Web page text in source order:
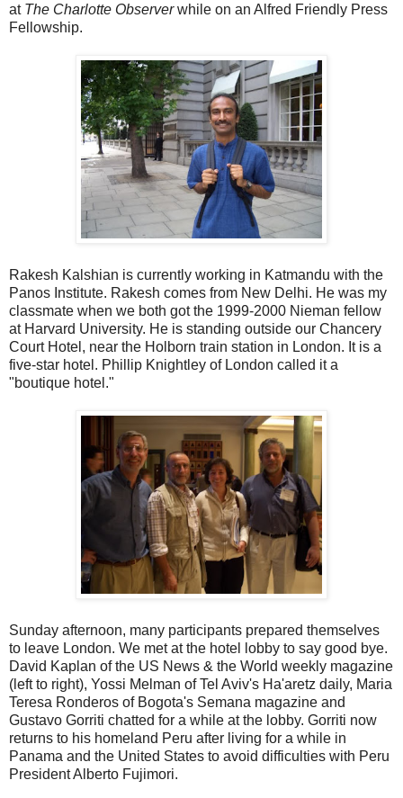
at The Charlotte Observerwhile on an Alfred Friendly Press
Fellowship.
Rakesh Kalshian is currently working in Katmandu with the
Panos Institute. Rakesh comes from New Delhi. He was my
classmate when we both got the 1999-2000 Nieman fellow
at Harvard University. He is standing outside our Chancery
Court Hotel, near the Holborn train station in London. It is a
five-star hotel. Phillip Knightley of London called it a
"boutique hotel."
Sunday afternoon, many participants prepared themselves
to leave London. We met at the hotel lobby to say good bye.
David Kaplan of the US News & the World weekly magazine
(left to right), Yossi Melman of Tel Aviv's Ha'aretz daily, Maria
Teresa Ronderos of Bogota's Semana magazine and
Gustavo Gorriti chatted for a while at the lobby. Gorriti now
returns to his homeland Peru after living for a while in
Panama and the United States to avoid difficulties with Peru
President Alberto Fujimori.